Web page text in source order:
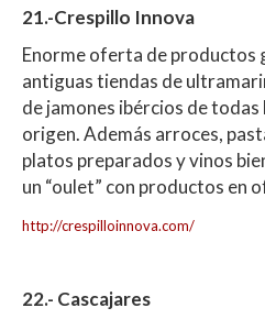
21.-Crespillo Innova
Enorme oferta de productos
antiguas tiendas de
de jamones ibércios de
origen. Además arroces,
platos preparados y vinos
un “oulet” con productos en
http://crespilloinnova.com/
22.- Cascajares